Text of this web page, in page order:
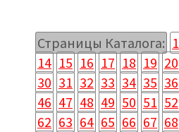
Страницы Каталога: 1
14 15 16 17 18 19 20
30 31 32 33 34 35 36
46 47 48 49 50 51 52
62 63 64 65 66 67 68